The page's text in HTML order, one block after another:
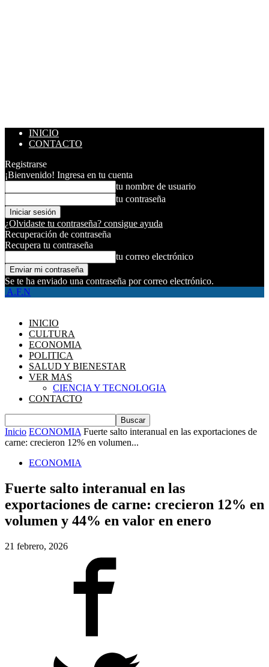
INICIO
CONTACTO
Registrarse
¡Bienvenido! Ingresa en tu cuenta
tu nombre de usuario
tu contraseña
¿Olvidaste tu contraseña? consigue ayuda
Recuperación de contraseña
Recupera tu contraseña
tu correo electrónico
Se te ha enviado una contraseña por correo electrónico.
A.F.N
INICIO
CULTURA
ECONOMIA
POLITICA
SALUD Y BIENESTAR
VER MAS
CIENCIA Y TECNOLOGIA
CONTACTO
Inicio ECONOMIA Fuerte salto interanual en las exportaciones de
carne: crecieron 12% en volumen...
ECONOMIA
Fuerte salto interanual en las
exportaciones de carne: crecieron 12% en
volumen y 44% en valor en enero
21 febrero, 2026